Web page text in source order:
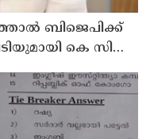
ബിജെപിക്ക്
കെ സി